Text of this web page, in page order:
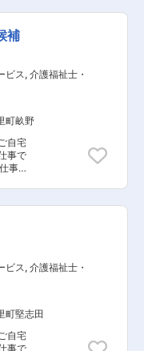
す
能
給付
で復
ころ
細は
が
など
支
い
・
OK
20
資格
クOK
・雇
補
ビス, 介護福祉士・
町畝野
自宅
事で
や
お
れる
■ご家
がら
詳細
ビス, 介護福祉士・
町堅志田
自宅
事で